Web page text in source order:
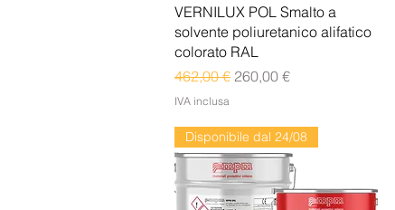
Vista rapida
VERNILUX POL Smalto a
solvente poliuretanico alifatico
colorato RAL
Prezzo regolare
462,00 € Prezzo scontato
260,00 €
IVA inclusa
Disponibile dal 24/08